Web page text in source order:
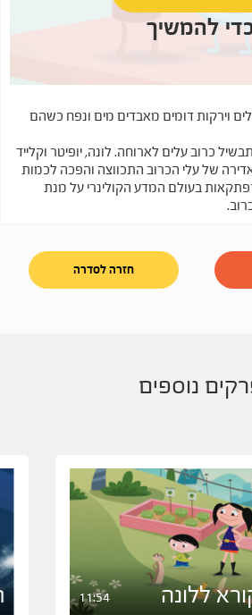
להמשיך
וירקות דומים מאבדים מים ונפח כשהם
כרוב עלים לארוחה. לונה, יופיטר וקלייד
של עלי הכרוב התכווצה והפכה לכמות
בעולם המדע הקולינרי על מנת
חזרה לסדרה
נוספים
ללונה 11:54